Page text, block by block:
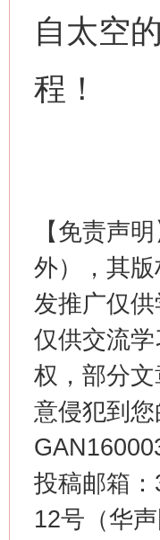
自太空
程！
【免责声
外），其
发推广仅
仅供交流
权，部分
意侵犯到
投稿邮箱
12号（华